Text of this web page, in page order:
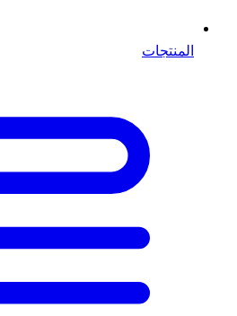
المنتجات